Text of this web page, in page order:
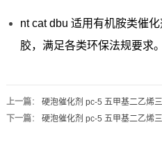
nt cat dbu 适用有机胺类催
胶，满足各类环保法规要求。
上一篇： 硬泡催化剂 pc-5 五甲基二乙烯
下一篇： 硬泡催化剂 pc-5 五甲基二乙烯